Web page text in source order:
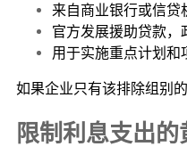
来自商业银行或信
官方发展援助贷款
用于实施重点计划
如果企业只有该排除组别
限制利息支出